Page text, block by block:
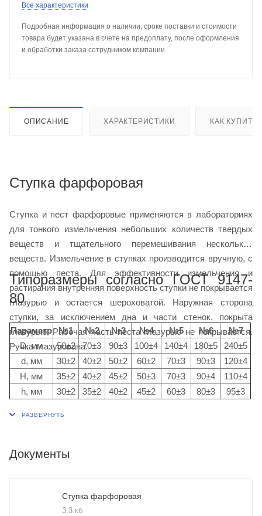
Все характеристики
Подробная информация о наличии, сроке поставки и стоимости
товара будет указана в счете на предоплату, после оформления
и обработки заказа сотрудником компании
ОПИСАНИЕ ХАРАКТЕРИСТИКИ КАК КУПИТЬ
Ступка фарфоровая
Ступка и пест фарфоровые применяются в лабораториях
для тонкого измельчения небольших количеств твердых
веществ и тщательного перемешивания нескольких
веществ. Измельчение в ступках производится вручную, с
помощью песта. Для эффективности измельчения и
растирания внутренняя поверхность ступки не покрывается
глазурью и остается шероховатой. Наружная сторона
ступки, за исключением дна и части стенок, покрыта
глазурью. Рабочая часть песта глазурью не покрывается.
Ручка глазурована.
Типоразмеры согласно ГОСТ 9147-
80
Параметр №1 №2 №3 №4 №5 №6
№7
D, мм
50±2 70±3 90±3 100±4 140±4 180±5
240±5
d, мм
30±2 40±2 50±2 60±2 70±3 90±3
120±4
H, мм
35±2 40±2 45±2 50±3 70±3 90±4
110±4
h, мм
30±2 35±2 40±2 45±2 60±3 80±3 95±3
Документы
Ступка фарфоровая
3,3 кб